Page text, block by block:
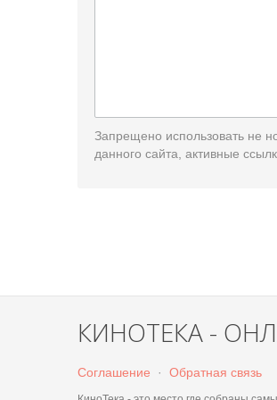
Запрещено использовать не
данного сайта, активные
КИНОТЕКА -
Соглашение · Обратная связь